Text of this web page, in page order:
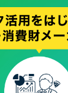
ります。
ウレコンでブロ
た。ぜひご覧く
ウレコンのサイ
ョンアップ。詳
ページへ